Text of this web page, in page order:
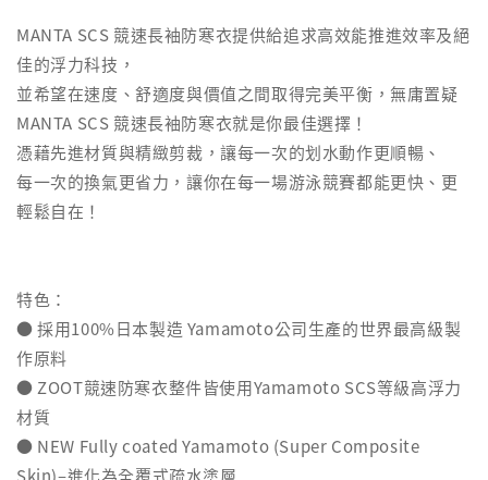
MANTA SCS 競速長袖防寒衣提供給追求高效能推進效率及絕
佳的浮力科技，
並希望在速度、舒適度與價值之間取得完美平衡，無庸置疑
MANTA SCS 競速長袖防寒衣就是你最佳選擇！
憑藉先進材質與精緻剪裁，讓每一次的划水動作更順暢、
每一次的換氣更省力，讓你在每一場游泳競賽都能更快、更
輕鬆自在！
特色：
● 採用100%日本製造 Yamamoto公司生產的世界最高級製
作原料
● ZOOT競速防寒衣整件皆使用Yamamoto SCS等級高浮力
材質
● NEW Fully coated Yamamoto (Super Composite
Skin)–進化為全覆式疏水塗層